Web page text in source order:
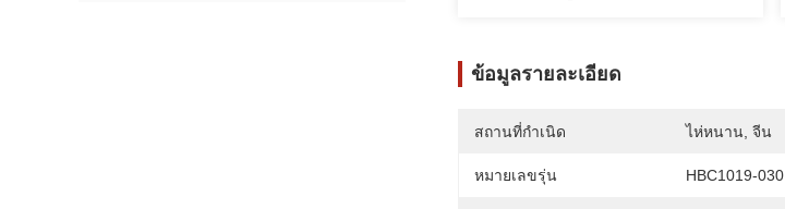
ข้อมูลรายละเอียด
สถานที่กำเนิด ไห่หนาน, จีน
หมายเลขรุ่น HBC1019-030